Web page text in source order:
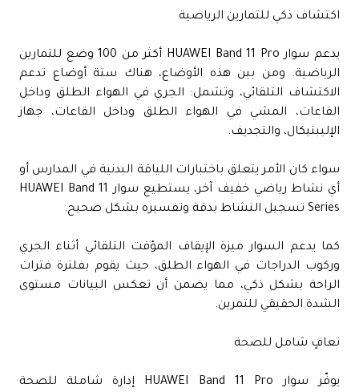
اكتشاف ذكي للتمارين الرياضية
يدعم سوار HUAWEI Band 11 Pro أكثر من 100 وضع للتمارين
الرياضية. ومن بين هذه الأوضاع، هناك ستة أوضاع تدعم
الاكتشاف التلقائي، وتشمل: الجري في الهواء الطلق وداخل
القاعات، المشي في الهواء الطلق وداخل القاعات، جهاز
الإليبتيكال، والتجديف.
سواء كان الأمر يتعلق باختبارات اللياقة البدنية في المدارس أو
أي نشاط رياضي خفيف آخر، يستطيع سوار HUAWEI Band 11
Series تسجيل النشاط بدقة وتفسيره بشكل صحيح.
كما يدعم السوار ميزة الإيقاف المؤقت التلقائي أثناء الجري
وركوب الدراجات في الهواء الطلق، حيث يقوم بفلترة فترات
الراحة بشكل ذكي، مما يضمن أن تعكس البيانات مستوى
الشدة الحقيقي للتمرين.
تعافٍ شامل للصحة
يوفّر سوار HUAWEI Band 11 Pro إدارة شاملة للصحة